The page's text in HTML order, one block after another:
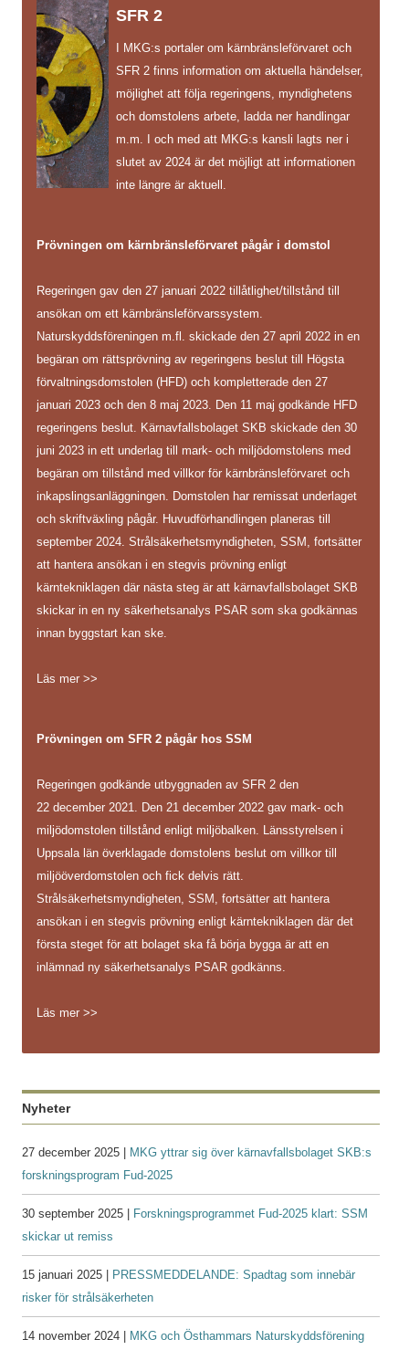
SFR 2
I MKG:s portaler om kärnbränsleförvaret och
SFR 2 finns information om aktuella händelser,
möjlighet att följa regeringens, myndighetens
och domstolens arbete, ladda ner handlingar
m.m. I och med att MKG:s kansli lagts ner i
slutet av 2024 är det möjligt att informationen
inte längre är aktuell.
Prövningen om kärnbränsleförvaret pågår i domstol
Regeringen gav den 27 januari 2022 tillåtlighet/tillstånd till
ansökan om ett kärnbränsleförvarssystem.
Naturskyddsföreningen m.fl. skickade den 27 april 2022 in en
begäran om rättsprövning av regeringens beslut till Högsta
förvaltningsdomstolen (HFD) och kompletterade den 27
januari 2023 och den 8 maj 2023. Den 11 maj godkände HFD
regeringens beslut. Kärnavfallsbolaget SKB skickade den 30
juni 2023 in ett underlag till mark- och miljödomstolens med
begäran om tillstånd med villkor för kärnbränsleförvaret och
inkapslingsanläggningen. Domstolen har remissat underlaget
och skriftväxling pågår. Huvudförhandlingen planeras till
september 2024. Strålsäkerhetsmyndigheten, SSM, fortsätter
att hantera ansökan i en stegvis prövning enligt
kärntekniklagen där nästa steg är att kärnavfallsbolaget SKB
skickar in en ny säkerhetsanalys PSAR som ska godkännas
innan byggstart kan ske.
Läs mer >>
Prövningen om SFR 2 pågår hos SSM
Regeringen godkände utbyggnaden av SFR 2 den
22 december 2021. Den 21 december 2022 gav mark- och
miljödomstolen tillstånd enligt miljöbalken. Länsstyrelsen i
Uppsala län överklagade domstolens beslut om villkor till
miljööverdomstolen och fick delvis rätt.
Strålsäkerhetsmyndigheten, SSM, fortsätter att hantera
ansökan i en stegvis prövning enligt kärntekniklagen där det
första steget för att bolaget ska få börja bygga är att en
inlämnad ny säkerhetsanalys PSAR godkänns.
Läs mer >>
Nyheter
27 december 2025 |
MKG yttrar sig över kärnavfallsbolaget SKB:s
forskningsprogram Fud-2025
30 september 2025 |
Forskningsprogrammet Fud-2025 klart: SSM
skickar ut remiss
15 januari 2025 |
PRESSMEDDELANDE: Spadtag som innebär
risker för strålsäkerheten
14 november 2024 |
MKG och Östhammars Naturskyddsförening